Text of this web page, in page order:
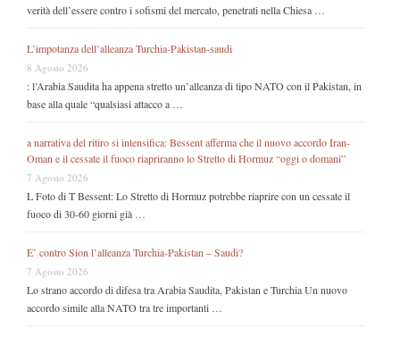
verità dell’essere contro i sofismi del mercato, penetrati nella Chiesa …
L’impotanza dell’alleanza Turchia-Pakistan-saudi
8 Agosto 2026
: l’Arabia Saudita ha appena stretto un’alleanza di tipo NATO con il Pakistan, in
base alla quale “qualsiasi attacco a …
a narrativa del ritiro si intensifica: Bessent afferma che il nuovo accordo Iran-
Oman e il cessate il fuoco riapriranno lo Stretto di Hormuz “oggi o domani”
7 Agosto 2026
L Foto di T Bessent: Lo Stretto di Hormuz potrebbe riaprire con un cessate il
fuoco di 30-60 giorni già …
E’ contro Sion l’alleanza Turchia-Pakistan – Saudi?
7 Agosto 2026
Lo strano accordo di difesa tra Arabia Saudita, Pakistan e Turchia Un nuovo
accordo simile alla NATO tra tre importanti …